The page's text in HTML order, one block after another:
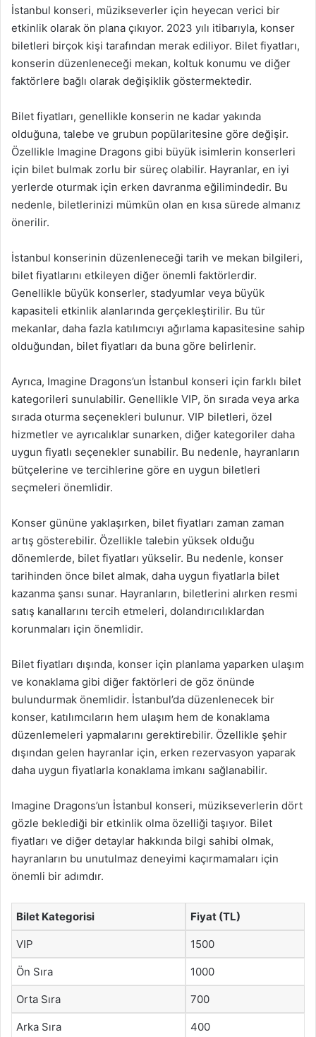
İstanbul konseri, müzikseverler için heyecan verici bir
etkinlik olarak ön plana çıkıyor. 2023 yılı itibarıyla, konser
biletleri birçok kişi tarafından merak ediliyor. Bilet fiyatları,
konserin düzenleneceği mekan, koltuk konumu ve diğer
faktörlere bağlı olarak değişiklik göstermektedir.
Bilet fiyatları, genellikle konserin ne kadar yakında
olduğuna, talebe ve grubun popülaritesine göre değişir.
Özellikle Imagine Dragons gibi büyük isimlerin konserleri
için bilet bulmak zorlu bir süreç olabilir. Hayranlar, en iyi
yerlerde oturmak için erken davranma eğilimindedir. Bu
nedenle, biletlerinizi mümkün olan en kısa sürede almanız
önerilir.
İstanbul konserinin düzenleneceği tarih ve mekan bilgileri,
bilet fiyatlarını etkileyen diğer önemli faktörlerdir.
Genellikle büyük konserler, stadyumlar veya büyük
kapasiteli etkinlik alanlarında gerçekleştirilir. Bu tür
mekanlar, daha fazla katılımcıyı ağırlama kapasitesine sahip
olduğundan, bilet fiyatları da buna göre belirlenir.
Ayrıca, Imagine Dragons’un İstanbul konseri için farklı bilet
kategorileri sunulabilir. Genellikle VIP, ön sırada veya arka
sırada oturma seçenekleri bulunur. VIP biletleri, özel
hizmetler ve ayrıcalıklar sunarken, diğer kategoriler daha
uygun fiyatlı seçenekler sunabilir. Bu nedenle, hayranların
bütçelerine ve tercihlerine göre en uygun biletleri
seçmeleri önemlidir.
Konser gününe yaklaşırken, bilet fiyatları zaman zaman
artış gösterebilir. Özellikle talebin yüksek olduğu
dönemlerde, bilet fiyatları yükselir. Bu nedenle, konser
tarihinden önce bilet almak, daha uygun fiyatlarla bilet
kazanma şansı sunar. Hayranların, biletlerini alırken resmi
satış kanallarını tercih etmeleri, dolandırıcılıklardan
korunmaları için önemlidir.
Bilet fiyatları dışında, konser için planlama yaparken ulaşım
ve konaklama gibi diğer faktörleri de göz önünde
bulundurmak önemlidir. İstanbul’da düzenlenecek bir
konser, katılımcıların hem ulaşım hem de konaklama
düzenlemeleri yapmalarını gerektirebilir. Özellikle şehir
dışından gelen hayranlar için, erken rezervasyon yaparak
daha uygun fiyatlarla konaklama imkanı sağlanabilir.
Imagine Dragons’un İstanbul konseri, müzikseverlerin dört
gözle beklediği bir etkinlik olma özelliği taşıyor. Bilet
fiyatları ve diğer detaylar hakkında bilgi sahibi olmak,
hayranların bu unutulmaz deneyimi kaçırmamaları için
önemli bir adımdır.
Bilet Kategorisi Fiyat (TL)
VIP 1500
Ön Sıra 1000
Orta Sıra 700
Arka Sıra 400